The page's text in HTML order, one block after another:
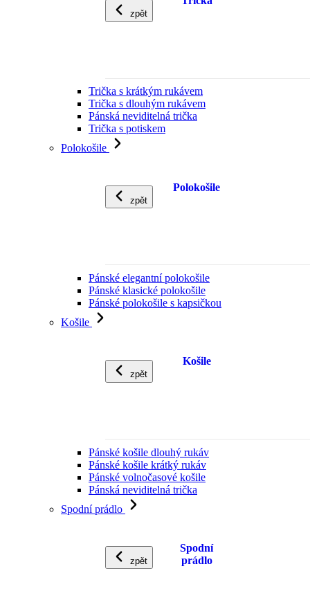
zpět
Trička s krátkým rukávem
Trička s dlouhým rukávem
Pánská neviditelná trička
Trička s potiskem
Polokošile
zpět
Polokošile
Pánské elegantní polokošile
Pánské klasické polokošile
Pánské polokošile s kapsičkou
Košile
zpět
Košile
Pánské košile dlouhý rukáv
Pánské košile krátký rukáv
Pánské volnočasové košile
Pánská neviditelná trička
Spodní prádlo
zpět
Spodní
prádlo